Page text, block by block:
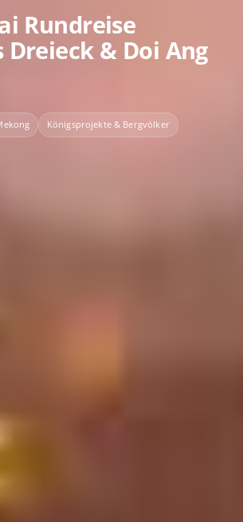
Rundreise
Dreieck & Doi Ang
Königsprojekte & Bergvölker